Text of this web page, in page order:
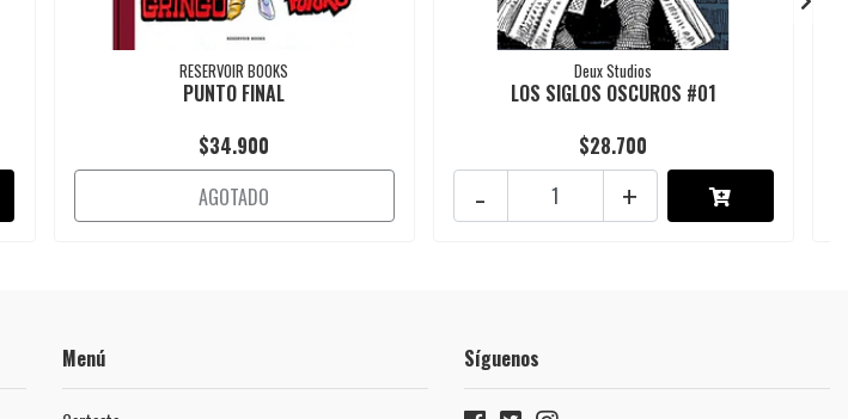
RESERVOIR BOOKS
PUNTO FINAL
$34.900
AGOTADO
Deux Studios
LOS SIGLOS OSCUROS #01
$28.700
+
-
Menú Síguenos